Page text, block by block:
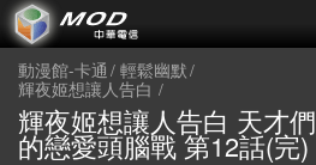
動漫館-卡通 輕鬆幽默
輝夜姬想讓人告白
輝夜姬想讓人告白 天才們
的戀愛頭腦戰 第12話(完)